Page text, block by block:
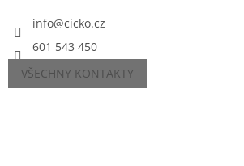
info@cicko.cz
601 543 450
VŠECHNY KONTAKTY